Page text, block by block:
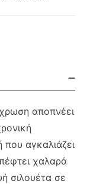
αποπνέει
αγκαλιάζει
χαλαρά
σιλουέτα σε